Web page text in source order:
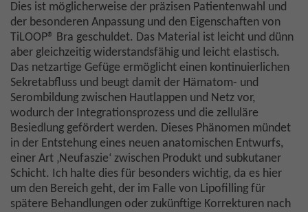
Dies ist möglicherweise der präzisen Patientenwahl und
der besonderen Anpassung und den Eigenschaften von
TiLOOP® Bra geschuldet. Das Material ist leicht und dünn
aber gleichzeitig widerstandsfähig und leicht elastisch.
Das netzartige Gefüge ermöglicht einen kontinuierlichen
Sekretabfluss und beugt damit der Hämatom- und
Serombildung zwischen Hautlappen und Netz vor,
wodurch der Integrationsprozess und die zelluläre
Besiedlung gefördert werden. Dieses Phänomen mündet
in der Entstehung eines neuen anatomischen Entwurfs,
einer Art ‚Neufaszie‘ zwischen Produkt und subkutaner
Schicht. Ich halte dies für besonders wichtig, da es hier
um den Bereich geht, der im Falle von Lipofilling für
spätere Behandlungen oder zukünftige Korrekturen nach